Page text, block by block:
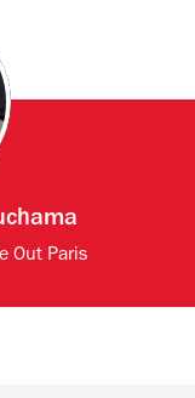
Out Paris